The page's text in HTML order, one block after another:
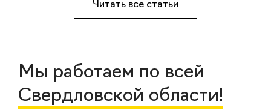
Читать все статьи
Мы работаем по всей
Свердловской области!